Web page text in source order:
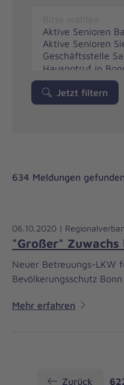
Jetzt filtern
634 Meldungen gefunden
06.10.2020 |
"Großer"
Neuer Betreuungs-LKW
Bevölkerungsschutz Bonn
Mehr erfahren
Zurück